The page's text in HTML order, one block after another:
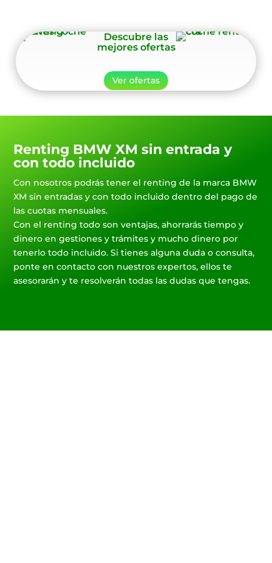
Descubre las
mejores ofertas
Ver ofertas
Renting BMW XM sin entrada y
con todo incluido
Con nosotros podrás tener el renting de la marca BMW
XM sin entradas y con todo incluido dentro del pago de
las cuotas mensuales.
Con el renting todo son ventajas, ahorrarás tiempo y
dinero en gestiones y trámites y mucho dinero por
tenerlo todo incluido. Si tienes alguna duda o consulta,
ponte en contacto con nuestros expertos, ellos te
asesorarán y te resolverán todas las dudas que tengas.